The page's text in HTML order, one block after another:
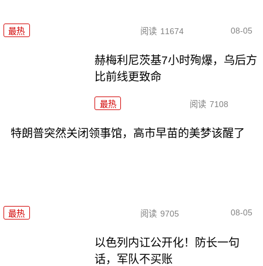
最热 阅读 11674 08-05
赫梅利尼茨基7小时殉爆，乌后方
比前线更致命
最热 阅读 7108
特朗普突然关闭领事馆，高市早苗的美梦该醒了
最热 阅读 9705 08-05
以色列内讧公开化！防长一句
话，军队不买账